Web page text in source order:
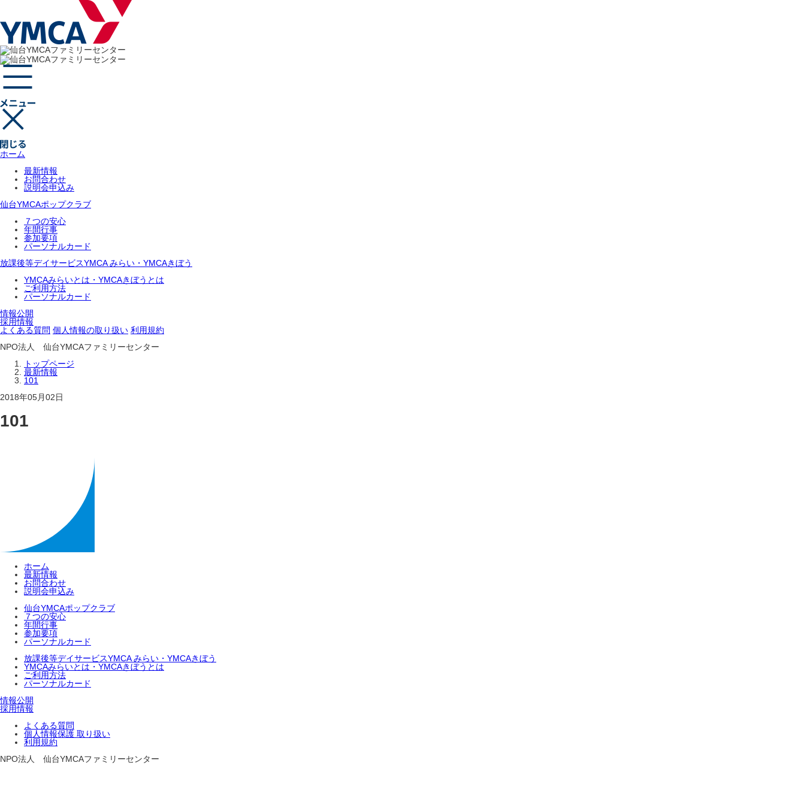
ホーム
最新情報
お問合わせ
説明会申込み
仙台YMCAポップクラブ
７つの安心
年間行事
参加要項
パーソナルカード
放課後等デイサービスYMCA みらい・YMCAきぼう
YMCAみらいとは・YMCAきぼうとは
ご利用方法
パーソナルカード
情報公開
採用情報
よくある質問 個人情報の取り扱い 利用規約
NPO法人 仙台YMCAファミリーセンター
トップページ
最新情報
101
2018年05月02日
101
ホーム
最新情報
お問合わせ
説明会申込み
仙台YMCAポップクラブ
７つの安心
年間行事
参加要項
パーソナルカード
放課後等デイサービスYMCA みらい・YMCAきぼう
YMCAみらいとは・YMCAきぼうとは
ご利用方法
パーソナルカード
情報公開
採用情報
よくある質問
個人情報保護 取り扱い
利用規約
NPO法人 仙台YMCAファミリーセンター